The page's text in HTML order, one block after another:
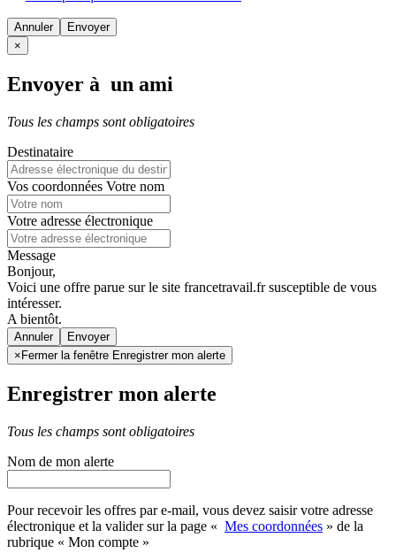
Annuler
×
Envoyer à un ami
Tous les champs sont obligatoires
Destinataire
Vos coordonnées Votre nom
Votre adresse électronique
Message
Bonjour,
Voici une offre parue sur le site francetravail.fr susceptible de vous
intéresser.
A bientôt.
Annuler
× Fermer la fenêtre Enregistrer mon alerte
Enregistrer mon alerte
Tous les champs sont obligatoires
Nom de mon alerte
Pour recevoir les offres par e-mail, vous devez saisir votre adresse
électronique et la valider sur la page « Mes coordonnées » de la
rubrique « Mon compte »